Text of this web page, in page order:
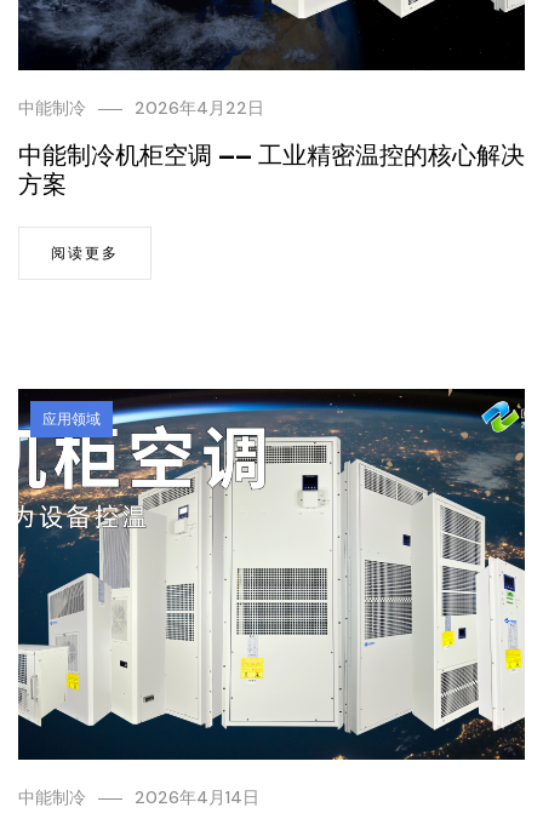
中能制冷 2026年4月22日
中能制冷机柜空调 —— 工业精密温控的核心解决
方案
阅读更多
应用领域
中能制冷 2026年4月14日